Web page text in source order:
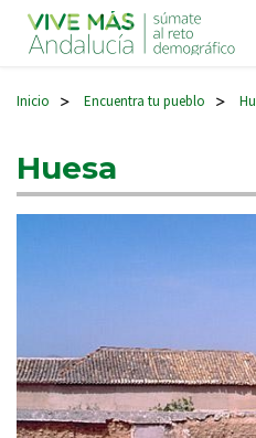
Navegación
Inicio > Encuentra tu pueblo >
Huesa